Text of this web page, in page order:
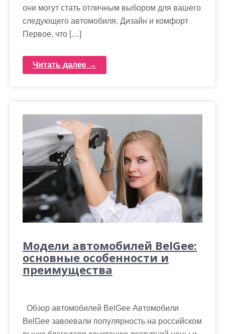
они могут стать отличным выбором для вашего
следующего автомобиля. Дизайн и комфорт
Первое, что […]
Читать далее →
Модели автомобилей BelGee:
основные особенности и
преимущества
Обзор автомобилей BelGee Автомобили
BelGee завоевали популярность на российском